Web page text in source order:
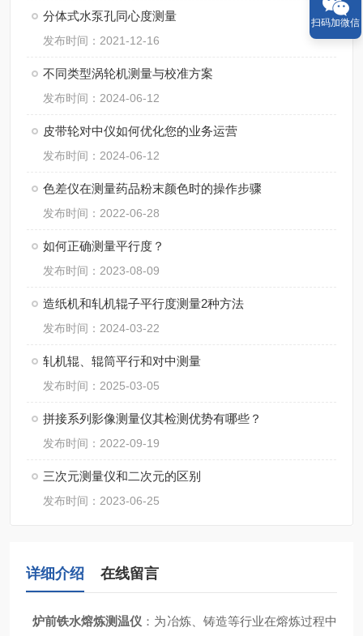
分体式水泵孔同心度测量
发布时间：2021-12-16
不同类型涡轮机测量与校准方案
发布时间：2024-06-12
皮带轮对中仪如何优化您的业务运营
发布时间：2024-06-12
色差仪在测量药品粉末颜色时的操作步骤
发布时间：2022-06-28
如何正确测量平行度？
发布时间：2023-08-09
造纸机和轧机辊子平行度测量2种方法
发布时间：2024-03-22
轧机辊、辊筒平行和对中测量
发布时间：2025-03-05
拼接系列影像测量仪其检测优势有哪些？
发布时间：2022-09-19
三次元测量仪和二次元的区别
发布时间：2023-06-25
详细介绍 在线留言
炉前铁水熔炼测温仪 ：为冶炼、铸造等行业在熔炼过程中
扫码加微信